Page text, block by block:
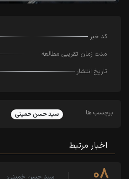
کد خبر
مدت زمان تقریبی مطالعه
تاریخ انتشار
برچسب ها سید حسن خمینی
اخبار مرتبط
۰۸
سید حسن خمینی: